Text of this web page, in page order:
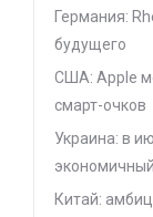
Германия:
будущего
США: Apple
смарт-очков
Украина: в
Китай: